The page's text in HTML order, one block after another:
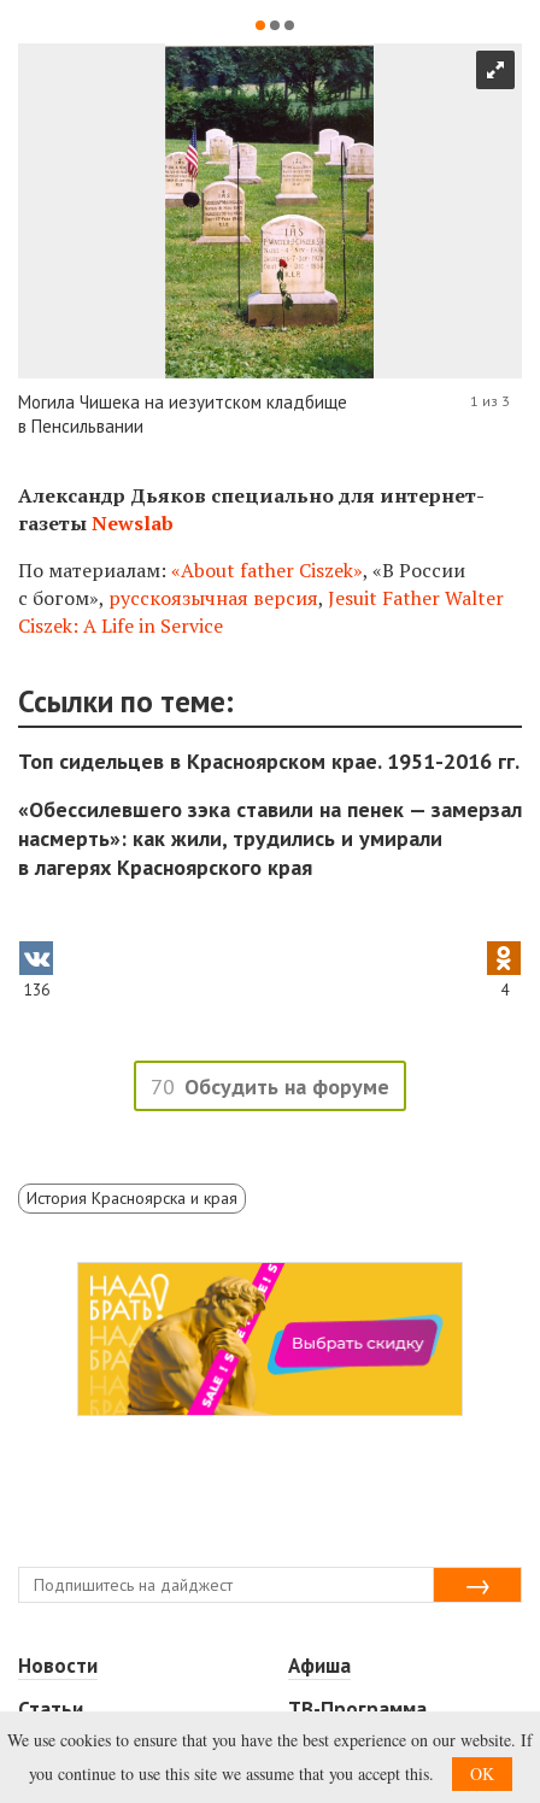
Могила Чишека на иезуитском кладбище
в Пенсильвании
1 из 3
Александр Дьяков специально для интернет-
газетыNewslab
По материалам: «About father Ciszek», «В России
с богом», русскоязычная версия, Jesuit Father Walter
Ciszek: A Life in Service
Ссылки по теме:
Топ сидельцев в Красноярском крае. 1951-2016 гг.
«Обессилевшего зэка ставили на пенек — замерзал
насмерть»: как жили, трудились и умирали
в лагерях Красноярского края
136 4
70 Обсудить на форуме
История Красноярска и края
Новости
Статьи
Сюжеты
Афиша
ТВ-Программа
Форум
We use cookies to ensure that you have the best experience on our website. If
you continue to use this site we assume that you accept this.
OK